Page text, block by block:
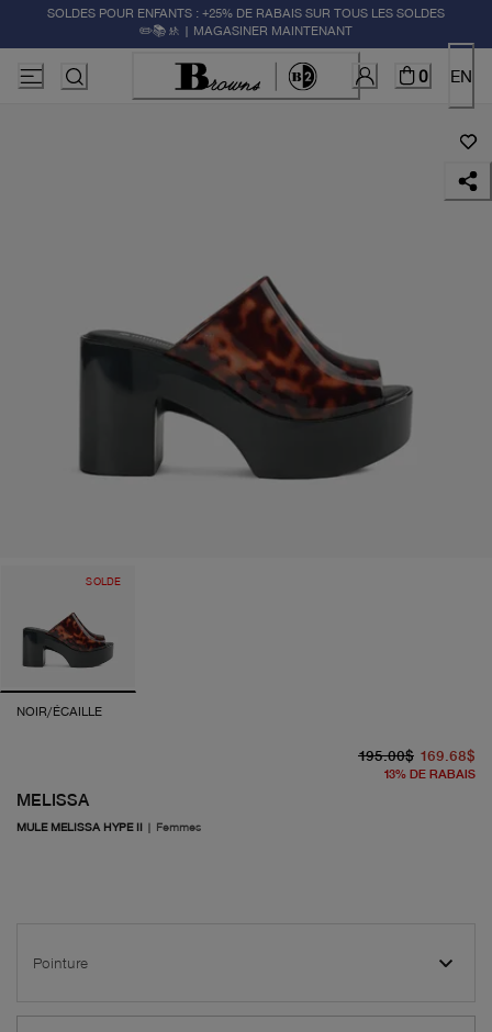
SOLDES POUR ENFANTS : +25% DE RABAIS SUR TOUS LES SOLDES
✏️📚🚸 | MAGASINER MAINTENANT
0 EN
SOLDE
NOIR/ÉCAILLE
MELISSA
MULE MELISSA HYPE II | Femmes
195.00$ 169.68$
13% DE RABAIS
Pointure